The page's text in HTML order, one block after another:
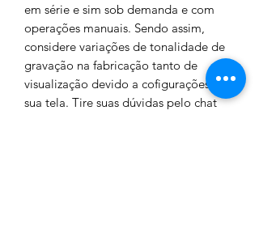
em série e sim sob demanda e com
operações manuais. Sendo assim,
considere variações de tonalidade de
gravação na fabricação tanto de
visualização devido a cofigurações da
sua tela. Tire suas dúvidas pelo chat